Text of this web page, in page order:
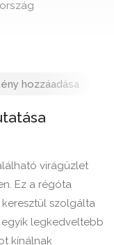
hozzáadása
virágüzlet
Ez a régóta
szolgálta
egyik legkedveltebb
kínálnak